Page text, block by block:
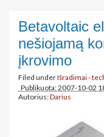
Betavoltaic
nešiojamą
įkrovimo
Filed underIšradimai -
Publikuota: 2007-10-02
Autorius:Darius